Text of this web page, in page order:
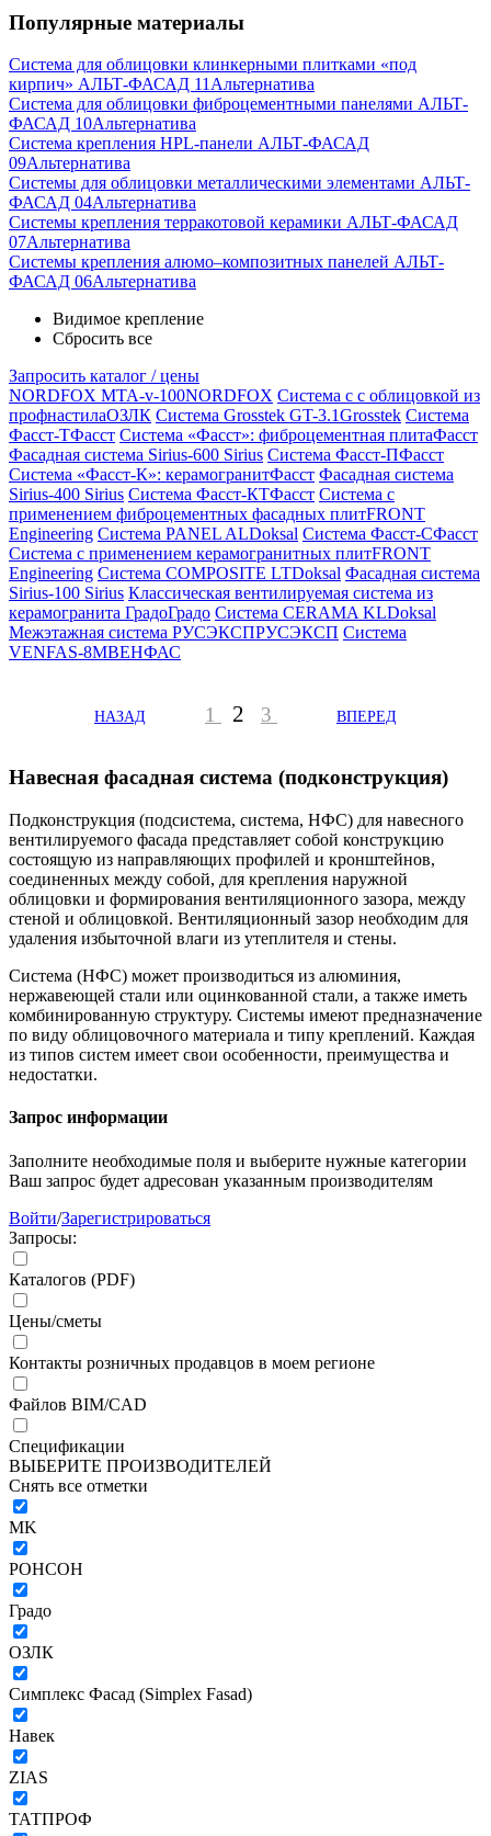
Популярные материалы
Система для облицовки клинкерными плитками «под
кирпич» АЛЬТ-ФАСАД 11 Альтернатива
Система для облицовки фиброцементными панелями АЛЬТ-
ФАСАД 10Альтернатива
Система крепления HPL-панели АЛЬТ-ФАСАД
09Альтернатива
Системы для облицовки металлическими элементами АЛЬТ-
ФАСАД 04Альтернатива
Системы крепления терракотовой керамики АЛЬТ-ФАСАД
07Альтернатива
Cистемы крепления алюмо–композитных панелей АЛЬТ-
ФАСАД 06Альтернатива
Видимое крепление
Сбросить все
Запросить каталог / цены
NORDFOX MTA-v-100NORDFOX Система с с облицовкой из
профнастилаОЗЛК Система Grosstek GT-3.1Grosstek Система
Фасст-ТФасст Система «Фасст»: фиброцементная плитаФасст
Фасадная система Sirius-600 Sirius Система Фасст-ПФасст
Система «Фасст-К»: керамогранитФасст Фасадная система
Sirius-400 Sirius Система Фасст-КТФасст Система с
применением фиброцементных фасадных плитFRONT
Engineering Система PANEL ALDoksal Система Фасст-СФасст
Система с применением керамогранитных плитFRONT
Engineering Система COMPOSITE LTDoksal Фасадная система
Sirius-100 Sirius Классическая вентилируемая система из
керамогранита ГрадоГрадо Система CERAMA KLDoksal
Межэтажная система РУСЭКСПРУСЭКСП Система
VENFAS-8МВЕНФАС
НАЗАД 1 2 3 ВПЕРЕД
Навесная фасадная система (подконструкция)
Подконструкция (подсистема, система, НФС) для навесного
вентилируемого фасада представляет собой конструкцию
состоящую из направляющих профилей и кронштейнов,
соединенных между собой, для крепления наружной
облицовки и формирования вентиляционного зазора, между
стеной и облицовкой. Вентиляционный зазор необходим для
удаления избыточной влаги из утеплителя и стены.
Система (НФС) может производиться из алюминия,
нержавеющей стали или оцинкованной стали, а также иметь
комбинированную структуру. Системы имеют предназначение
по виду облицовочного материала и типу креплений. Каждая
из типов систем имеет свои особенности, преимущества и
недостатки.
Запрос информации
Заполните необходимые поля и выберите нужные категории
Ваш запрос будет адресован указанным производителям
Войти/Зарегистрироваться
Запросы:
Каталогов (PDF)
Цены/сметы
Контакты розничных продавцов в моем регионе
Файлов BIM/CAD
Спецификации
ВЫБЕРИТЕ ПРОИЗВОДИТЕЛЕЙ
Снять все отметки
MK
РОНСОН
Градо
ОЗЛК
Симплекс Фасад (Simplex Fasad)
Навек
ZIAS
ТАТПРОФ